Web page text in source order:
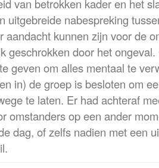
van betrokken kader en het
uitgebreide nabespreking
aandacht kunnen zijn voor de
geschrokken door het
geven om alles mentaal te
in) de groep is besloten om
te laten. Er had achteraf
omstanders op een ander
dag, of zelfs nadien met een